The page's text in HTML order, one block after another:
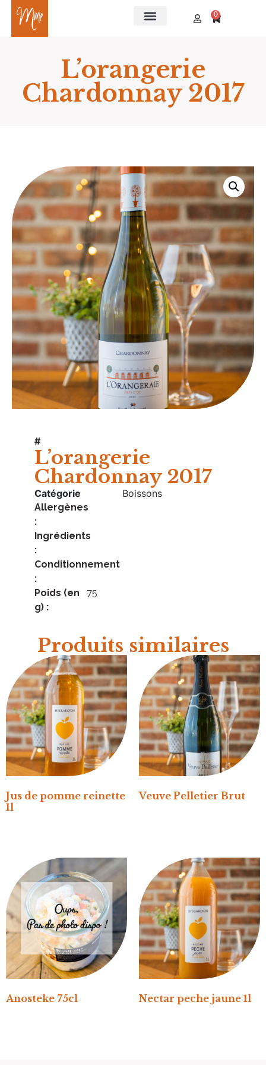
0
L’orangerie
Chardonnay 2017
#
L’orangerie
Chardonnay 2017
Catégorie Boissons
Allergènes
:
Ingrédients
:
Conditionnement
:
Poids (en
g) :
75
Produits similaires
Jus de pomme reinette
1l
Veuve Pelletier Brut
Anosteke 75cl Nectar peche jaune 1l